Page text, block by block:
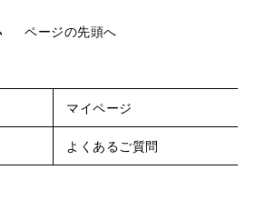
ページの先頭へ
マイページ
よくあるご質問